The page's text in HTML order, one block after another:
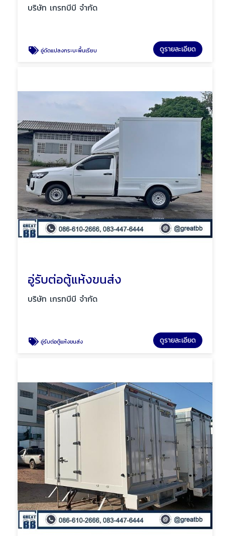
บริษัท เกรทบีบี จำกัด
อู่ดัดแปลงกระบะพื้นเรียบ ดูรายละเอียด
อู่รับต่อตู้แห้งขนส่ง
บริษัท เกรทบีบี จำกัด
อู่รับต่อตู้แห้งขนส่ง ดูรายละเอียด